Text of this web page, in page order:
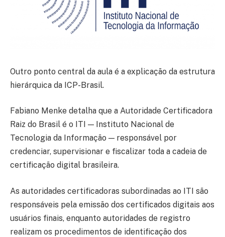
Outro ponto central da aula é a explicação da estrutura
hierárquica da ICP-Brasil.
Fabiano Menke detalha que a Autoridade Certificadora
Raiz do Brasil é o ITI — Instituto Nacional de
Tecnologia da Informação — responsável por
credenciar, supervisionar e fiscalizar toda a cadeia de
certificação digital brasileira.
As autoridades certificadoras subordinadas ao ITI são
responsáveis pela emissão dos certificados digitais aos
usuários finais, enquanto autoridades de registro
realizam os procedimentos de identificação dos